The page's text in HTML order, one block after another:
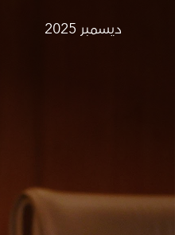
ديسمبر 2025